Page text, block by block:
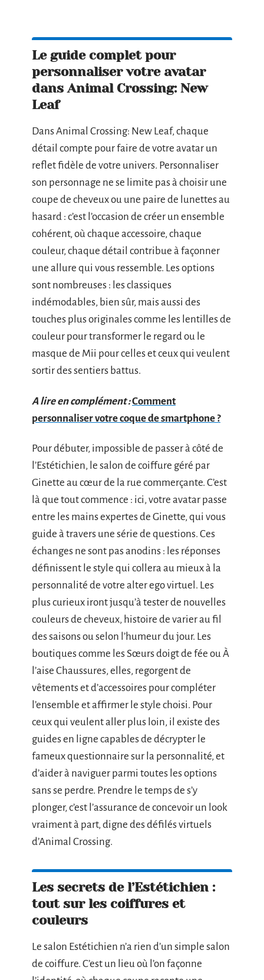
Le guide complet pour
personnaliser votre avatar
dans Animal Crossing: New
Leaf
Dans Animal Crossing: New Leaf, chaque
détail compte pour faire de votre avatar un
reflet fidèle de votre univers. Personnaliser
son personnage ne se limite pas à choisir une
coupe de cheveux ou une paire de lunettes au
hasard : c’est l’occasion de créer un ensemble
cohérent, où chaque accessoire, chaque
couleur, chaque détail contribue à façonner
une allure qui vous ressemble. Les options
sont nombreuses : les classiques
indémodables, bien sûr, mais aussi des
touches plus originales comme les lentilles de
couleur pour transformer le regard ou le
masque de Mii pour celles et ceux qui veulent
sortir des sentiers battus.
A lire en complément :Comment
personnaliser votre coque de smartphone ?
Pour débuter, impossible de passer à côté de
l’Estétichien, le salon de coiffure géré par
Ginette au cœur de la rue commerçante. C’est
là que tout commence : ici, votre avatar passe
entre les mains expertes de Ginette, qui vous
guide à travers une série de questions. Ces
échanges ne sont pas anodins : les réponses
définissent le style qui collera au mieux à la
personnalité de votre alter ego virtuel. Les
plus curieux iront jusqu’à tester de nouvelles
couleurs de cheveux, histoire de varier au fil
des saisons ou selon l’humeur du jour. Les
boutiques comme les Sœurs doigt de fée ou À
l’aise Chaussures, elles, regorgent de
vêtements et d’accessoires pour compléter
l’ensemble et affirmer le style choisi. Pour
ceux qui veulent aller plus loin, il existe des
guides en ligne capables de décrypter le
fameux questionnaire sur la personnalité, et
d’aider à naviguer parmi toutes les options
sans se perdre. Prendre le temps de s’y
plonger, c’est l’assurance de concevoir un look
vraiment à part, digne des défilés virtuels
d’Animal Crossing.
Les secrets de l’Estétichien :
tout sur les coiffures et
couleurs
Le salon Estétichien n’a rien d’un simple salon
de coiffure. C’est un lieu où l’on façonne